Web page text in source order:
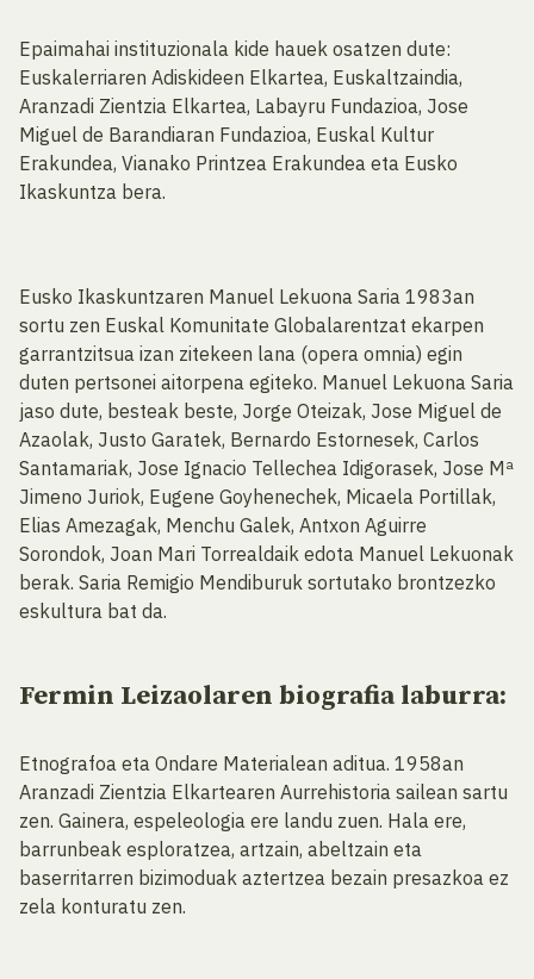
Epaimahai instituzionala kide hauek osatzen dute:
Euskalerriaren Adiskideen Elkartea, Euskaltzaindia,
Aranzadi Zientzia Elkartea, Labayru Fundazioa, Jose
Miguel de Barandiaran Fundazioa, Euskal Kultur
Erakundea, Vianako Printzea Erakundea eta Eusko
Ikaskuntza bera.
Eusko Ikaskuntzaren Manuel Lekuona Saria 1983an
sortu zen Euskal Komunitate Globalarentzat ekarpen
garrantzitsua izan zitekeen lana (opera omnia) egin
duten pertsonei aitorpena egiteko. Manuel Lekuona Saria
jaso dute, besteak beste, Jorge Oteizak, Jose Miguel de
Azaolak, Justo Garatek, Bernardo Estornesek, Carlos
Santamariak, Jose Ignacio Tellechea Idigorasek, Jose Mª
Jimeno Juriok, Eugene Goyhenechek, Micaela Portillak,
Elias Amezagak, Menchu Galek, Antxon Aguirre
Sorondok, Joan Mari Torrealdaik edota Manuel Lekuonak
berak. Saria Remigio Mendiburuk sortutako brontzezko
eskultura bat da.
Fermin Leizaolaren biografia laburra:
Etnografoa eta Ondare Materialean aditua. 1958an
Aranzadi Zientzia Elkartearen Aurrehistoria sailean sartu
zen. Gainera, espeleologia ere landu zuen. Hala ere,
barrunbeak esploratzea, artzain, abeltzain eta
baserritarren bizimoduak aztertzea bezain presazkoa ez
zela konturatu zen.